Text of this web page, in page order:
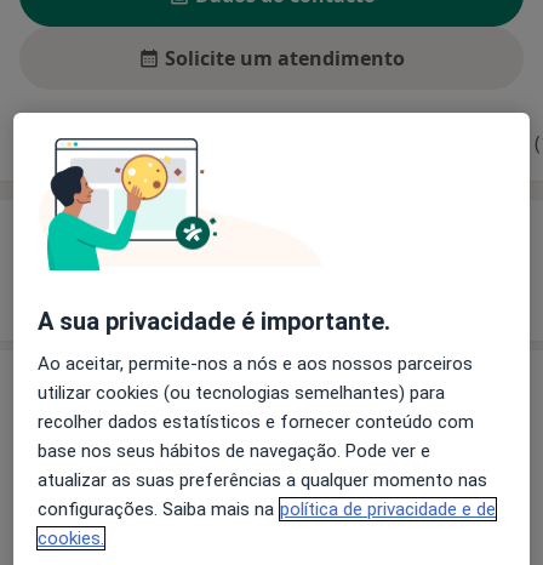
Solicite um atendimento
Experiência Preços Opiniões
Experiência
Serviços e preços
Primeira consulta Fisioterapia
Detalhes
Como mostramos os preços?
A sua privacidade é importante.
Ao aceitar, permite-nos a nós e aos nossos parceiros
utilizar cookies (ou tecnologias semelhantes) para
recolher dados estatísticos e fornecer conteúdo com
base nos seus hábitos de navegação. Pode ver e
atualizar as suas preferências a qualquer momento nas
configurações. Saiba mais na política de privacidade e de
cookies.